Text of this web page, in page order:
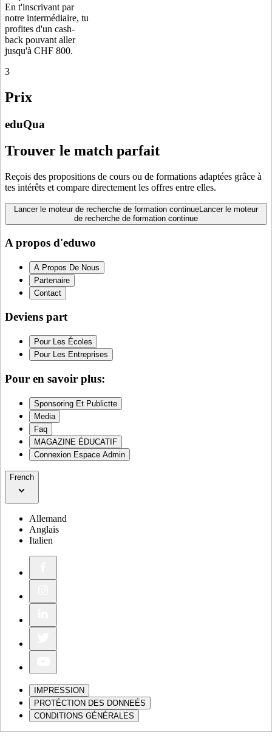
En t'inscrivant par
notre intermédiaire, tu
profites d'un cash-
back pouvant aller
jusqu'à CHF 800.
3
Prix
eduQua
Trouver le match parfait
Reçois des propositions de cours ou de formations adaptées grâce à
tes intérêts et compare directement les offres entre elles.
Lancer le moteur de recherche de formation continueLancer le moteur
de recherche de formation continue
A propos d'eduwo
A Propos De Nous
Partenaire
Contact
Deviens part
Pour Les Écoles
Pour Les Entreprises
Pour en savoir plus:
Sponsoring Et Publictte
Media
Faq
MAGAZINE ÉDUCATIF
Connexion Espace Admin
French
Allemand
Anglais
Italien
IMPRESSION
PROTÉCTION DES DONNEÉS
CONDITIONS GÉNÉRALES